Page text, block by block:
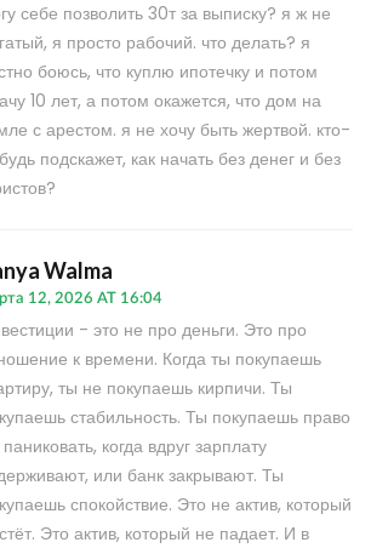
себе позволить 30т за выписку? я ж не
я просто рабочий. что делать? я
боюсь, что куплю ипотечку и потом
10 лет, а потом окажется, что дом на
с арестом. я не хочу быть жертвой. кто-
подскажет, как начать без денег и без
Walma
12, 2026 AT 16:04
- это не про деньги. Это про
к времени. Когда ты покупаешь
ты не покупаешь кирпичи. Ты
стабильность. Ты покупаешь право
когда вдруг зарплату
или банк закрывают. Ты
спокойствие. Это не актив, который
Это актив, который не падает. И в